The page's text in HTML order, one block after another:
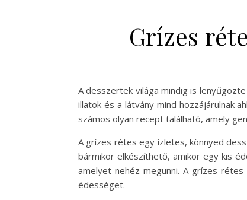
Grízes
A desszertek világa mindig is
illatok és a látvány mind hozzájárulnak
számos olyan recept található, amely
A grízes rétes egy ízletes, könnyed
bármikor elkészíthető, amikor egy kis
amelyet nehéz megunni. A grízes
édességet.